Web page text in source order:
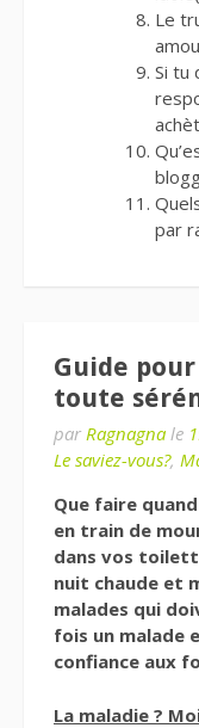
Le
Si tu
par
Guide
toute
par Ragnagna le
Le saviez-vous?,
Que faire
en train de
dans vos
nuit chaude et
malades qui
fois un malade
confiance aux
La maladie ?